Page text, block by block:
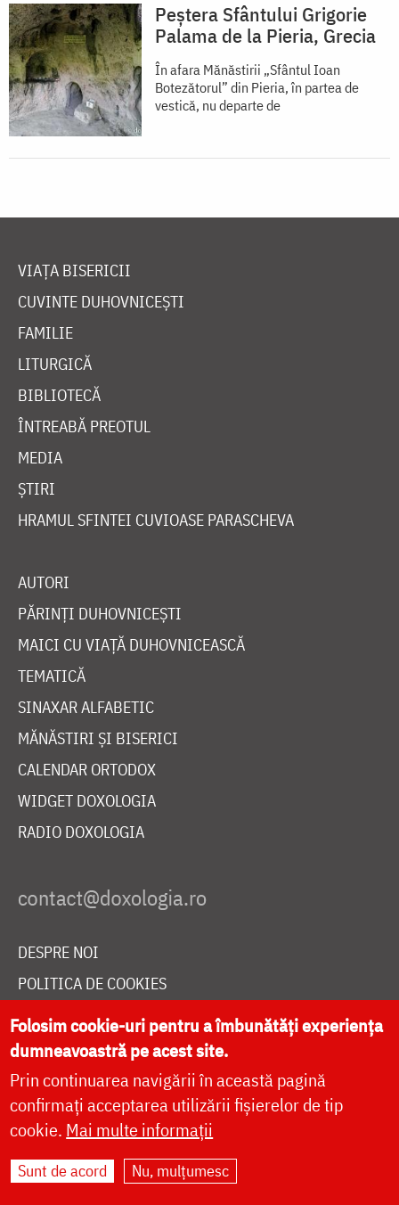
Peștera Sfântului Grigorie
Palama de la Pieria, Grecia
În afara Mănăstirii „Sfântul Ioan
Botezătorul” din Pieria, în partea de
vestică, nu departe de
VIAȚA BISERICII
CUVINTE DUHOVNICEȘTI
FAMILIE
LITURGICĂ
BIBLIOTECĂ
ÎNTREABĂ PREOTUL
MEDIA
ȘTIRI
HRAMUL SFINTEI CUVIOASE PARASCHEVA
AUTORI
PĂRINȚI DUHOVNICEȘTI
MAICI CU VIAȚĂ DUHOVNICEASCĂ
TEMATICĂ
SINAXAR ALFABETIC
MĂNĂSTIRI ȘI BISERICI
CALENDAR ORTODOX
WIDGET DOXOLOGIA
RADIO DOXOLOGIA
DESPRE NOI
POLITICA DE COOKIES
DONEAZĂ ONLINE PENTRU CATEDRALA NAȚIONALĂ
LIVE
Site dezvoltat deDOXOLOGIA MEDIA
Arhiepiscopia Iașilor | ©
Folosim cookie-uri pentru a îmbunătăți experiența
dumneavoastră pe acest site.
Prin continuarea navigării în această pagină
confirmați acceptarea utilizării fișierelor de tip
cookie. Mai multe informații
Sunt de acord Nu, mulțumesc